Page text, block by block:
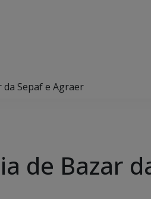
da Sepaf e Agraer
de Bazar